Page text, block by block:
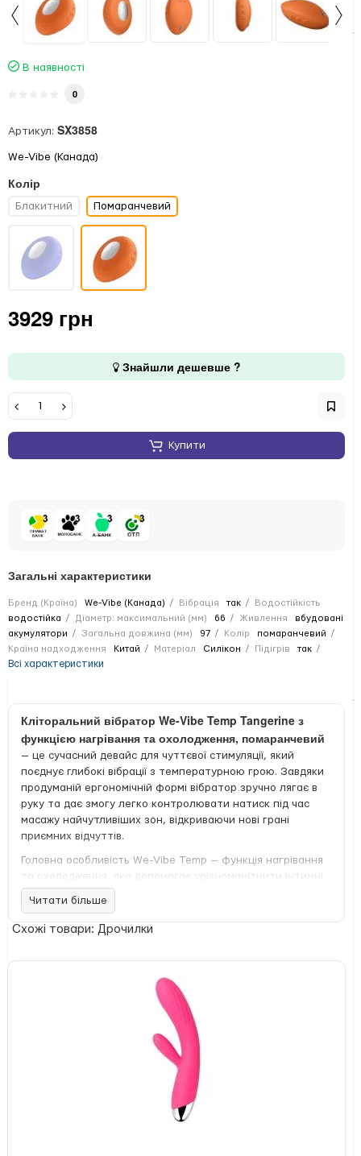
В наявності
0
Артикул: SX3858
We-Vibe (Канада)
Колір
Блакитний Помаранчевий
3929 грн
Знайшли дешевше ?
Купити
Загальні характеристики
Бренд (Країна) We-Vibe (Канада) Вібрація так
Водостійкість
водостійка
Діаметр: максимальний (мм) 66 Живлення
вбудовані
акумулятори
Загальна довжина (мм) 97 Колір
помаранчевий
Країна надходження
Китай Матеріал Силікон Підігрів так
Всі характеристики
Кліторальний вібратор We-Vibe Temp Tangerine з
функцією нагрівання та охолодження, помаранчевий
— це сучасний девайс для чуттєвої стимуляції, який
поєднує глибокі вібрації з температурною грою. Завдяки
продуманій ергономічній формі вібратор зручно лягає в
руку та дає змогу легко контролювати натиск під час
масажу найчутливіших зон, відкриваючи нові грані
приємних відчуттів.
Головна особливість We-Vibe Temp — функція нагрівання
та охолодження, яка допомагає урізноманітнити інтимні
ігри без додаткових аксесуарів. Поверхню девайса можна
швидко нагріти до 38 °C або охолодити до 20 °C простим
натисканням кнопки. Така зміна температури робить
Модель поєднує потужність і делікатність: 3 рівні
інтенсивності та 3 режими вібрації дають можливість
підібрати ритм під власні побажання. We-Vibe Temp
підходить для стимуляції клітора, сосків, внутрішньої
частини стегон та інших чутливих ділянок тіла під час
прелюдії або сольних пестощів. Тиха робота робить
використання ще комфортнішим, а водонепроникний
корпус дозволяє насолоджуватися девайсом у ванні або
Читати більше
Схожі товари: Дрочилки